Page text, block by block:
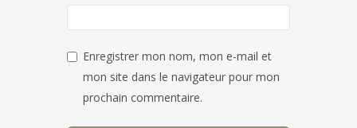
Enregistrer mon nom, mon e-mail et
mon site dans le navigateur pour mon
prochain commentaire.